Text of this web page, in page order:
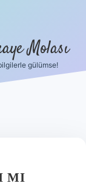
Molası
gülümse!
MI